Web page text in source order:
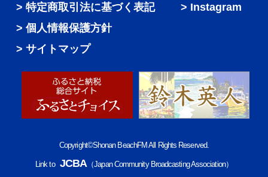
特定商取引法に基づく表記
個人情報保護方針
サイトマップ
Instagram
Copyright©Shonan BeachFM All Rights Reserved.
Link to JCBA （Japan Community Broadcasting Association）